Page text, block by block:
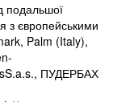
подальшої
з європейськими
Palm (Italy),
ПУДЕРБАХ